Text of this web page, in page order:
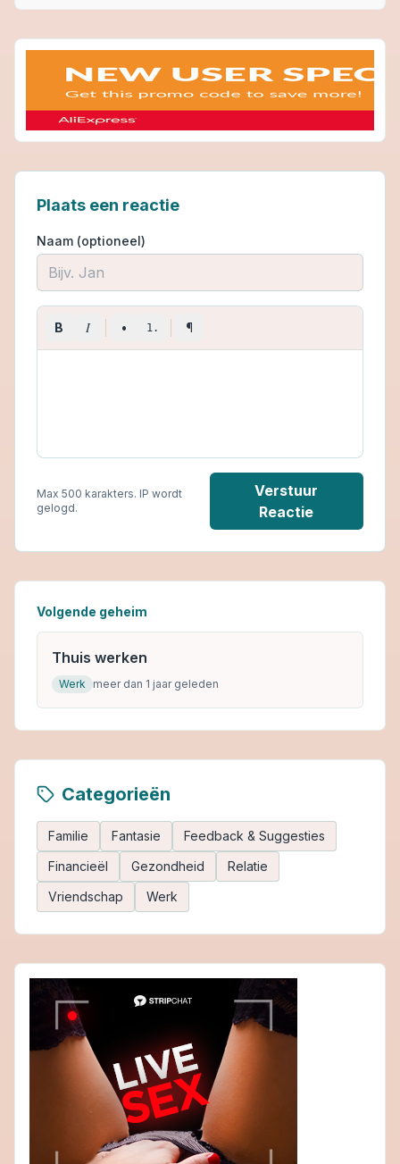
Plaats een reactie
Naam (optioneel)
B I • 1. ¶
Max 500 karakters. IP wordt
gelogd.
Verstuur
Reactie
Volgende geheim
Thuis werken
Werk meer dan 1 jaar geleden
Categorieën
Familie Fantasie
Feedback & Suggesties
Financieël
Gezondheid
Relatie
Vriendschap
Werk